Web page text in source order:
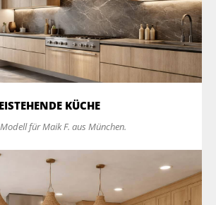
KÜCHE
für Maik F. aus München.